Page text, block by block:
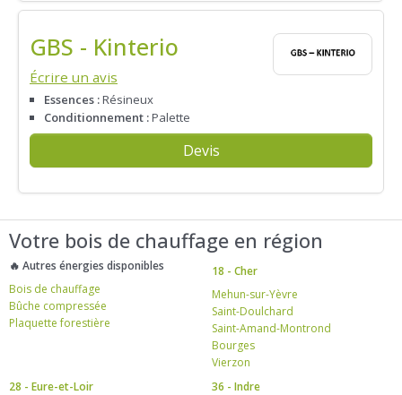
GBS - Kinterio
Écrire un avis
Essences :Résineux
Conditionnement :Palette
Devis
Votre bois de chauffage en région
🔥 Autres énergies disponibles
Bois de chauffage
Bûche compressée
Plaquette forestière
18 - Cher
Mehun-sur-Yèvre
Saint-Doulchard
Saint-Amand-Montrond
Bourges
Vierzon
28 - Eure-et-Loir
36 - Indre